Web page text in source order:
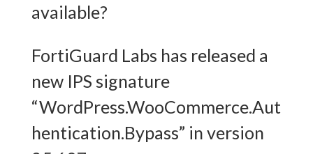
available?
FortiGuard Labs has released a
new IPS signature
“WordPress.WooCommerce.Aut
hentication.Bypass” in version